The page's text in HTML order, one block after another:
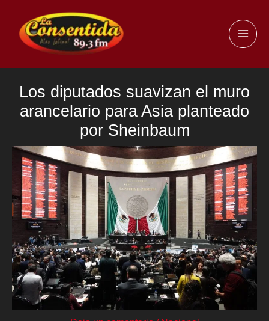
contenido
Los diputados suavizan el muro
arancelario para Asia planteado
por Sheinbaum